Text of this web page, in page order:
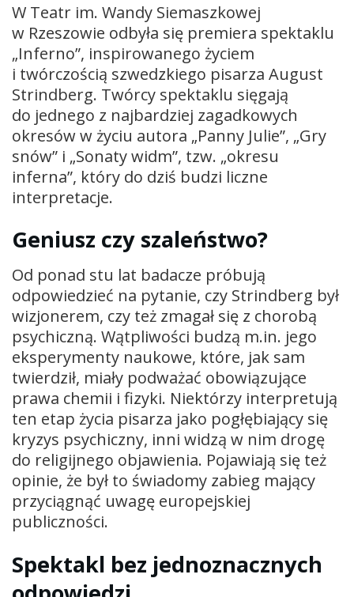
W Teatr im. Wandy Siemaszkowej
w Rzeszowie odbyła się premiera spektaklu
„Inferno”, inspirowanego życiem
i twórczością szwedzkiego pisarza August
Strindberg. Twórcy spektaklu sięgają
do jednego z najbardziej zagadkowych
okresów w życiu autora „Panny Julie”, „Gry
snów” i „Sonaty widm”, tzw. „okresu
inferna”, który do dziś budzi liczne
interpretacje.
Geniusz czy szaleństwo?
Od ponad stu lat badacze próbują
odpowiedzieć na pytanie, czy Strindberg był
wizjonerem, czy też zmagał się z chorobą
psychiczną. Wątpliwości budzą m.in. jego
eksperymenty naukowe, które, jak sam
twierdził, miały podważać obowiązujące
prawa chemii i fizyki. Niektórzy interpretują
ten etap życia pisarza jako pogłębiający się
kryzys psychiczny, inni widzą w nim drogę
do religijnego objawienia. Pojawiają się też
opinie, że był to świadomy zabieg mający
przyciągnąć uwagę europejskiej
publiczności.
Spektakl bez jednoznacznych